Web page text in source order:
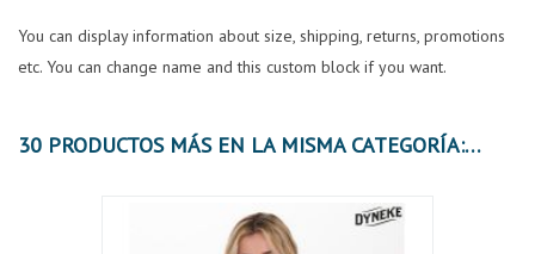
You can display information about size, shipping, returns, promotions
etc. You can change name and this custom block if you want.
30 PRODUCTOS MÁS EN LA MISMA CATEGORÍA: